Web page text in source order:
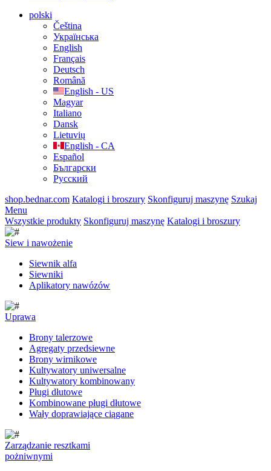
polski
Čeština
Українська
English
Français
Deutsch
Română
English - US
Magyar
Italiano
Dansk
Lietuvių
English - CA
Español
Български
Русский
shop.bednar.com Katalogi i broszury Skonfiguruj maszynę Szukaj
Menu
Wszystkie produkty Skonfiguruj maszynę Katalogi i broszury
Siew i nawożenie
Siewnik alfa
Siewniki
Aplikatory nawózów
Uprawa
Brony talerzowe
Agregaty przedsiewne
Brony wirnikowe
Kultywatory uniwersalne
Kultywatory kombinowany
Pługi dłutowe
Kombinowane pługi dłutowe
Wały doprawiające ciągane
Zarządzanie resztkami
pożniwnymi